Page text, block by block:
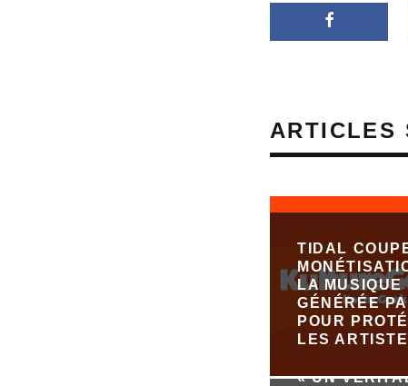
ARTICLES
TIDAL
LA MUSIQUE
GÉNÉRÉE
POUR
LES
« UN